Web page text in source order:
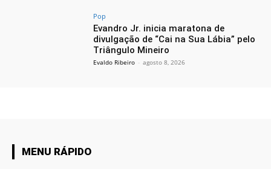
Pop
Evandro Jr. inicia maratona de
divulgação de “Cai na Sua Lábia” pelo
Triângulo Mineiro
Evaldo Ribeiro - agosto 8, 2026
MENU RÁPIDO